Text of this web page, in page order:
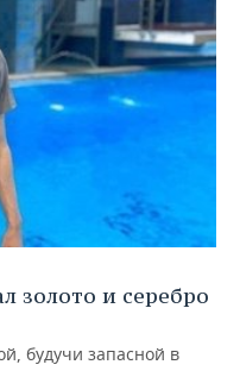
золото и серебро
будучи запасной в